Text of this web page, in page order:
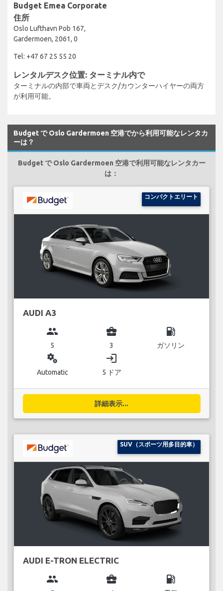
Budget Emea Corporate
住所
Oslo Lufthavn Pob 167,
Gardermoen, 2061, 0
Tel: +47 67 25 55 20
レンタルデスク位置: ターミナル内で
ターミナルの内部で車両とデスク/カウンターハイヤーの両方
が利用可能。
Budget で Oslo Gardermoen 空港でから利用可能なレンタカ
ーは？
Budget で Oslo Gardermoen 空港で利用可能なレンタカー
は：
コンパクトエリート
AUDI A3
group
5
business_center
3
local_gas_station
ガソリン
miscellaneous_services
Automatic
login
5 ドア
詳細表示...
SUV（スポーツ用多目的車）
AUDI E-TRON ELECTRIC
group business_center local_gas_station